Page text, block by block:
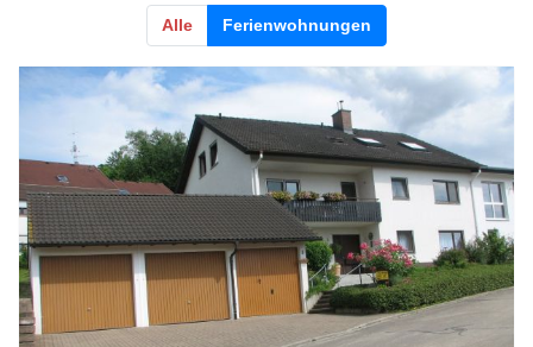
Alle Ferienwohnungen